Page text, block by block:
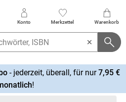
Konto Merkzettel Warenkorb
- jederzeit, überall, für nur7,95 €
!